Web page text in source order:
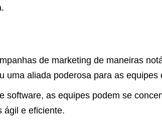
de marketing de maneiras
uma aliada poderosa para as equipes
as equipes podem se
ágil e eficiente.